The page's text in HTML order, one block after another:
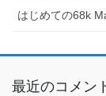
はじめての68k
最近のコメン